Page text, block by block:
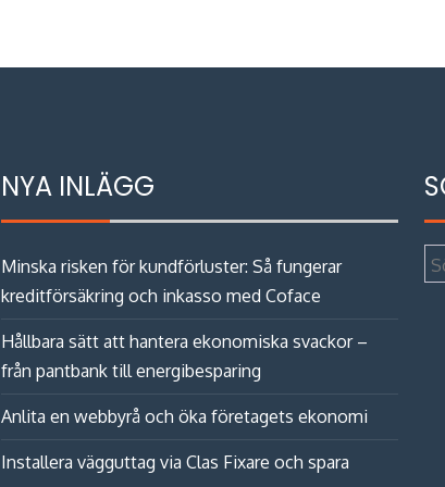
NYA INLÄGG
Minska risken för kundförluster: Så fungerar
kreditförsäkring och inkasso med Coface
Hållbara sätt att hantera ekonomiska svackor –
från pantbank till energibesparing
Anlita en webbyrå och öka företagets ekonomi
Installera vägguttag via Clas Fixare och spara